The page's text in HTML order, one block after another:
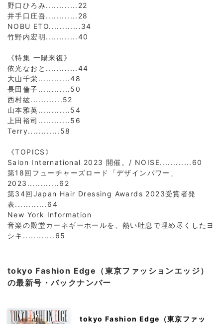
野口ひろみ............22
井手口庄吾............28
NOBU ETO............34
竹野内宏明............40
《特集 一陽来復》
依光なおと............44
大山千栄............48
長田倫子............50
西村紘............52
山本雅英............54
上田裕司............56
Terry............58
《TOPICS》
Salon International 2023 開催。/ NOISE............60
第18回フューチャーズロード「デザインパワー」
2023............62
第34回Japan Hair Dressing Awards 2023受賞者発
表............64
New York Information
音楽の殿堂カーネギーホールを、熱い吐息で埋め尽くしたヨ
シキ............65
tokyo Fashion Edge（東京ファッションエッジ）
の最新号・バックナンバー
tokyo Fashion Edge（東京ファッ